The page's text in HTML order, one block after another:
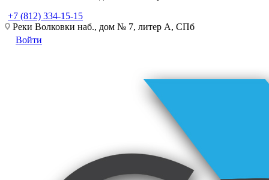
+7 (812) 334-15-15
Реки Волковки наб., дом № 7, литер А, СПб
Войти